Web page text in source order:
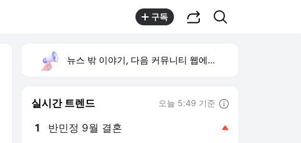
구독
뉴스 밖 이야기, 다음 커뮤니티 웹에서 보기
실시간 트렌드 오늘 5:49 기준
1 반민정 9월 결혼